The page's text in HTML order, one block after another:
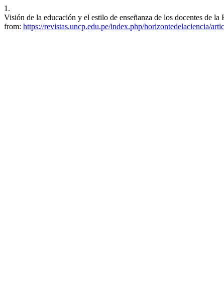
1.
Visión de la educación y el estilo de enseñanza de los docentes de
from: https://revistas.uncp.edu.pe/index.php/horizontedelaciencia/